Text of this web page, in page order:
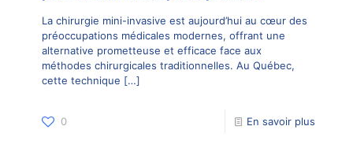
La chirurgie mini-invasive est aujourd’hui au cœur des
préoccupations médicales modernes, offrant une
alternative prometteuse et efficace face aux
méthodes chirurgicales traditionnelles. Au Québec,
cette technique […]
0 En savoir plus